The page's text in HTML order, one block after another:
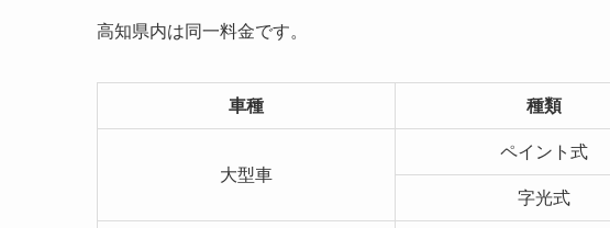
高知県内は同一料金です。
車種 種類
大型車
ペイント式
字光式